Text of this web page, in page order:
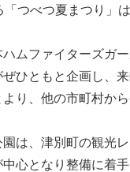
つべつ夏まつり」
ムファイターズガ
ひともと企画し、
り、他の市町村か
は、津別町の観光
心となり整備に着